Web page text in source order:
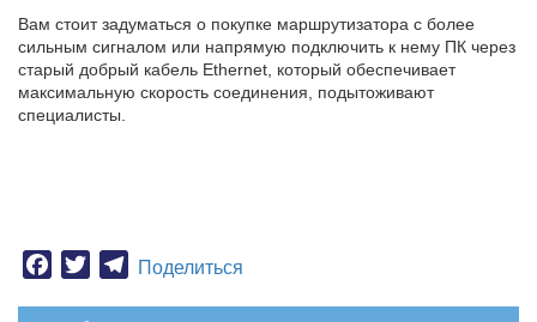
Вам стоит задуматься о покупке маршрутизатора с более
сильным сигналом или напрямую подключить к нему ПК через
старый добрый кабель Ethernet, который обеспечивает
максимальную скорость соединения, подытоживают
специалисты.
Facebook
TwitterTelegram
Поделиться